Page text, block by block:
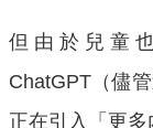
但由於兒童
ChatGPT（儘
正在引入「更